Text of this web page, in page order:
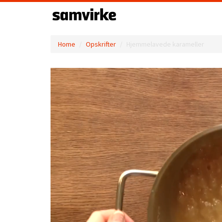
Home Opskrifter Hjemmelavede karameller